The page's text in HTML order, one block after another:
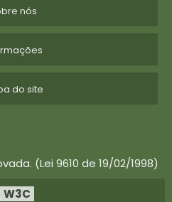
nós
do site
(Lei 9610 de 19/02/1998)
W3C